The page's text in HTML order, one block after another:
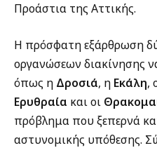
Προάστια της Αττικής.
Η πρόσφατη εξάρθρωση
οργανώσεων διακίνησης
όπως η Δροσιά, η Εκάλη,
Ερυθραία και οι
πρόβλημα που ξεπερνά
αστυνομικής υπόθεσης.